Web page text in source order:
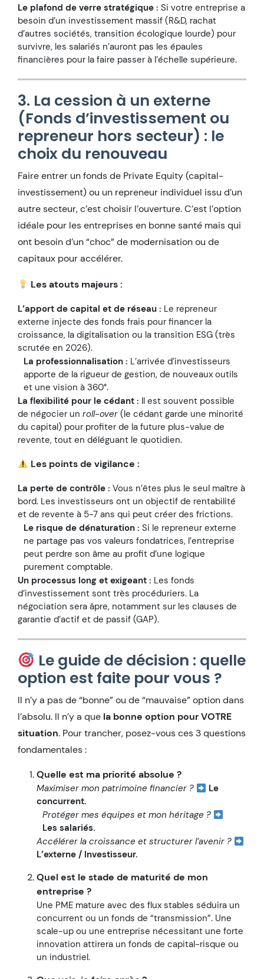
Le plafond de verre stratégique : Si votre entreprise a
besoin d’un investissement massif (R&D, rachat
d’autres sociétés, transition écologique lourde) pour
survivre, les salariés n’auront pas les épaules
financières pour la faire passer à l’échelle supérieure.
3. La cession à un externe
(Fonds d’investissement ou
repreneur hors secteur) : le
choix du renouveau
Faire entrer un fonds de Private Equity (capital-
investissement) ou un repreneur individuel issu d’un
autre secteur, c’est choisir l’ouverture. C’est l’option
idéale pour les entreprises en bonne santé mais qui
ont besoin d’un “choc” de modernisation ou de
capitaux pour accélérer.
Les atouts majeurs :
L’apport de capital et de réseau : Le repreneur
externe injecte des fonds frais pour financer la
croissance, la digitalisation ou la transition ESG (très
scrutée en 2026).
La professionnalisation : L’arrivée d’investisseurs
apporte de la rigueur de gestion, de nouveaux outils
et une vision à 360°.
La flexibilité pour le cédant : Il est souvent possible
de négocier un roll-over (le cédant garde une minorité
du capital) pour profiter de la future plus-value de
revente, tout en déléguant le quotidien.
Les points de vigilance :
La perte de contrôle : Vous n’êtes plus le seul maître à
bord. Les investisseurs ont un objectif de rentabilité
et de revente à 5-7 ans qui peut créer des frictions.
Le risque de dénaturation : Si le repreneur externe
ne partage pas vos valeurs fondatrices, l’entreprise
peut perdre son âme au profit d’une logique
purement comptable.
Un processus long et exigeant : Les fonds
d’investissement sont très procéduriers. La
négociation sera âpre, notamment sur les clauses de
garantie d’actif et de passif (GAP).
Le guide de décision : quelle
option est faite pour vous ?
Il n’y a pas de “bonne” ou de “mauvaise” option dans
l’absolu. Il n’y a que la bonne option pour VOTRE
situation. Pour trancher, posez-vous ces 3 questions
fondamentales :
Quelle est ma priorité absolue ?
Maximiser mon patrimoine financier ?
Le
concurrent.
Protéger mes équipes et mon héritage ?
Les salariés.
Accélérer la croissance et structurer l’avenir ?
L’externe / Investisseur.
Quel est le stade de maturité de mon
entreprise ?
Une PME mature avec des flux stables séduira un
concurrent ou un fonds de “transmission”. Une
scale-up ou une entreprise nécessitant une forte
innovation attirera un fonds de capital-risque ou
un industriel.